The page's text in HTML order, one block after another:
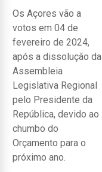
Os Açores vão a
votos em 04 de
fevereiro de 2024,
após a dissolução da
Assembleia
Legislativa Regional
pelo Presidente da
República, devido ao
chumbo do
Orçamento para o
próximo ano.